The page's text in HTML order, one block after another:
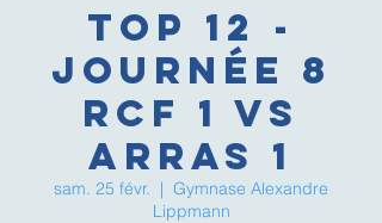
TOP 12 -
Journée 8
RCF 1 vs
ARRAS 1
sam. 25 févr.
  |
Gymnase Alexandre
Lippmann